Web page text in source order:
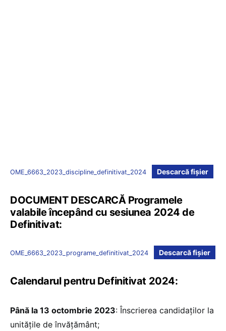
OME_6663_2023_discipline_definitivat_2024 Descarcă fișier
DOCUMENT DESCARCĂ Programele
valabile începând cu sesiunea 2024 de
Definitivat:
OME_6663_2023_programe_definitivat_2024 Descarcă fișier
Calendarul pentru Definitivat 2024:
Până la 13 octombrie 2023: Înscrierea candidaților la
unitățile de învățământ;